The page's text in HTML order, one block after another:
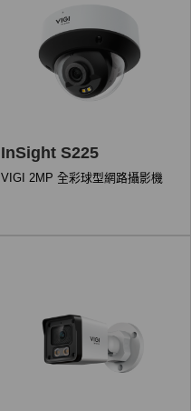
InSight S225
VIGI 2MP 全彩球型網路攝影機